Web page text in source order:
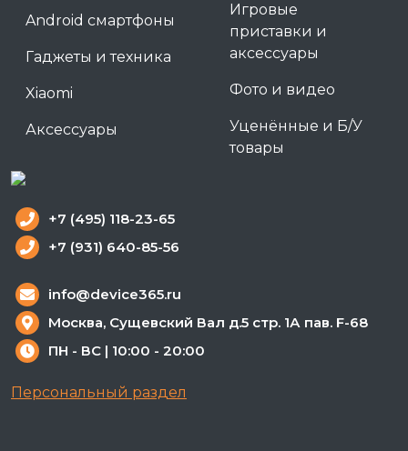
Android смартфоны
Гаджеты и техника
Xiaomi
Аксессуары
Игровые
приставки и
аксессуары
Фото и видео
Уценённые и Б/У
товары
+7 (495) 118-23-65
+7 (931) 640-85-56
info@device365.ru
Москва, Сущевский Вал д.5 стр. 1А пав. F-68
ПН - ВС | 10:00 - 20:00
Персональный раздел